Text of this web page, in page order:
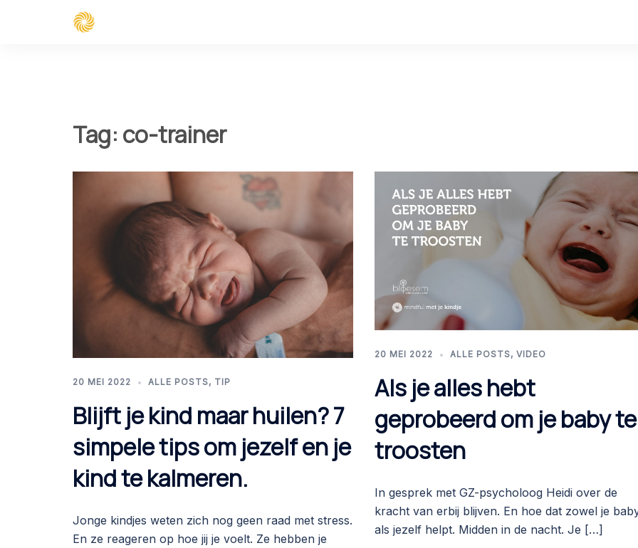
Tag: co-trainer
20 MEI 2022 ALLE POSTS, TIP
Blijft je kind maar huilen? 7
simpele tips om jezelf en je
kind te kalmeren.
Jonge kindjes weten zich nog geen raad met stress.
En ze reageren op hoe jij je voelt. Ze hebben je
20 MEI 2022 ALLE POSTS, VIDEO
Als je alles hebt
geprobeerd om je baby te
troosten
In gesprek met GZ-psycholoog Heidi over de
kracht van erbij blijven. En hoe dat zowel je
als jezelf helpt. Midden in de nacht. Je […]